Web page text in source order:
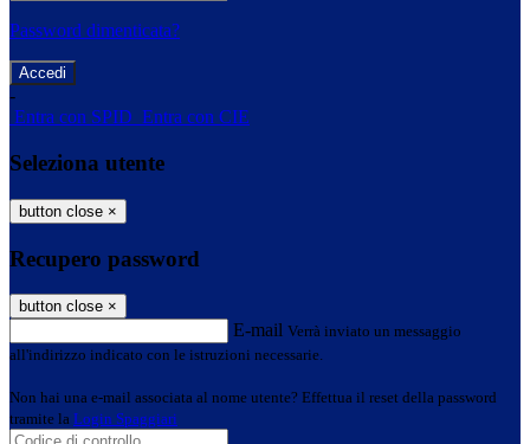
Password dimenticata?
-
Entra con SPID Entra con CIE
Seleziona utente
button close ×
Recupero password
button close ×
E-mail Verrà inviato un messaggio
all'indirizzo indicato con le istruzioni necessarie.
Non hai una e-mail associata al nome utente? Effettua il reset della password
tramite la Login Spaggiari